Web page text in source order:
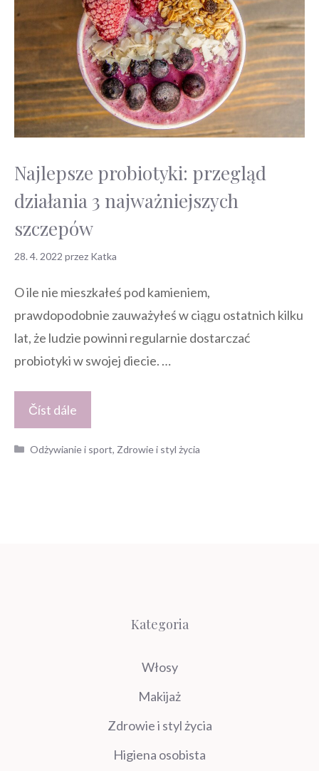
Najlepsze probiotyki: przegląd
działania 3 najważniejszych
szczepów
28. 4. 2022 przez Katka
O ile nie mieszkałeś pod kamieniem,
prawdopodobnie zauważyłeś w ciągu ostatnich kilku
lat, że ludzie powinni regularnie dostarczać
probiotyki w swojej diecie. …
Číst dále
Kategorie
Odżywianie i sport, Zdrowie i styl życia
Kategoria
Włosy
Makijaż
Zdrowie i styl życia
Higiena osobista